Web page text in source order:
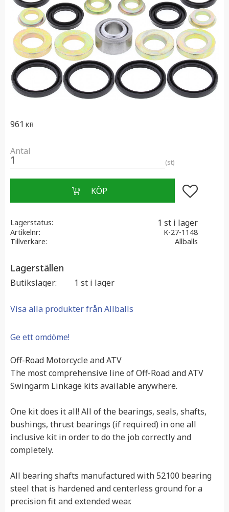
961 KR
Antal
st
Lägg till i
Lagerstatus 1 st i lager
Artikelnr
K-27-1148
Tillverkare
Allballs
Lagerställen
Butikslager 1 st i lager
Visa alla produkter från Allballs
Ge ett omdöme!
Off-Road Motorcycle and ATV
The most comprehensive line of Off-Road and ATV
Swingarm Linkage kits available anywhere.
One kit does it all! All of the bearings, seals, shafts,
bushings, thrust bearings (if required) in one all
inclusive kit in order to do the job correctly and
completely.
All bearing shafts manufactured with 52100 bearing
steel that is hardened and centerless ground for a
precision fit and extended wear.